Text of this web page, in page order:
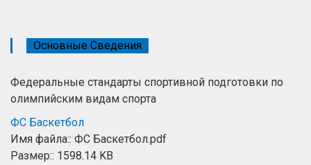
Основные Сведения
Федеральные стандарты спортивной подготовки по
олимпийским видам спорта
ФС Баскетбол
Имя файла:: ФС Баскетбол.pdf
Размер:: 1598.14 KB